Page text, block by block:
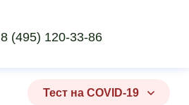
8 (495) 120-33-86
Тест на COVID-19